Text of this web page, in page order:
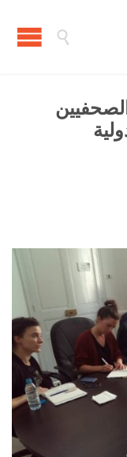
